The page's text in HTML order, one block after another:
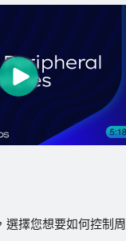
選擇您想要如何控制